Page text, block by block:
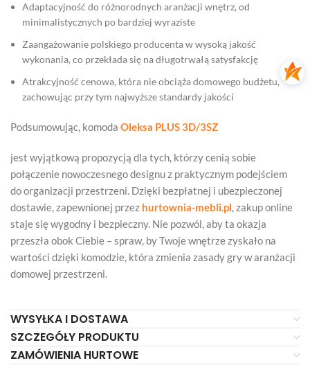
Adaptacyjność do różnorodnych aranżacji wnętrz, od
minimalistycznych po bardziej wyraziste
Zaangażowanie polskiego producenta w wysoką jakość
wykonania, co przekłada się na długotrwałą satysfakcję
Atrakcyjność cenowa, która nie obciąża domowego budżetu,
zachowując przy tym najwyższe standardy jakości
Podsumowując, komoda Oleksa PLUS 3D/3SZ
jest wyjątkową propozycją dla tych, którzy cenią sobie
połączenie nowoczesnego designu z praktycznym podejściem
do organizacji przestrzeni. Dzięki bezpłatnej i ubezpieczonej
dostawie, zapewnionej przez hurtownia-mebli.pl, zakup online
staje się wygodny i bezpieczny. Nie pozwól, aby ta okazja
przeszła obok Ciebie – spraw, by Twoje wnętrze zyskało na
wartości dzięki komodzie, która zmienia zasady gry w aranżacji
domowej przestrzeni.
WYSYŁKA I DOSTAWA
SZCZEGÓŁY PRODUKTU
ZAMÓWIENIA HURTOWE